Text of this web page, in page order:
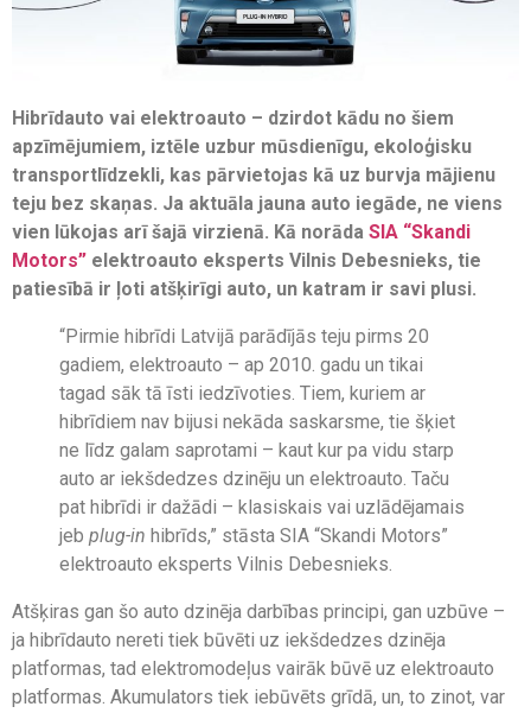
Hibrīdauto vai elektroauto – dzirdot kādu no šiem
apzīmējumiem, iztēle uzbur mūsdienīgu, ekoloģisku
transportlīdzekli, kas pārvietojas kā uz burvja mājienu
teju bez skaņas. Ja aktuāla jauna auto iegāde, ne viens
vien lūkojas arī šajā virzienā. Kā norāda SIA “Skandi
Motors” elektroauto eksperts Vilnis Debesnieks, tie
patiesībā ir ļoti atšķirīgi auto, un katram ir savi plusi.
“Pirmie hibrīdi Latvijā parādījās teju pirms 20
gadiem, elektroauto – ap 2010. gadu un tikai
tagad sāk tā īsti iedzīvoties. Tiem, kuriem ar
hibrīdiem nav bijusi nekāda saskarsme, tie šķiet
ne līdz galam saprotami – kaut kur pa vidu starp
auto ar iekšdedzes dzinēju un elektroauto. Taču
pat hibrīdi ir dažādi – klasiskais vai uzlādējamais
jeb plug-in hibrīds,” stāsta SIA “Skandi Motors”
elektroauto eksperts Vilnis Debesnieks.
Atšķiras gan šo auto dzinēja darbības principi, gan uzbūve –
ja hibrīdauto nereti tiek būvēti uz iekšdedzes dzinēja
platformas, tad elektromodeļus vairāk būvē uz elektroauto
platformas. Akumulators tiek iebūvēts grīdā, un, to zinot, var